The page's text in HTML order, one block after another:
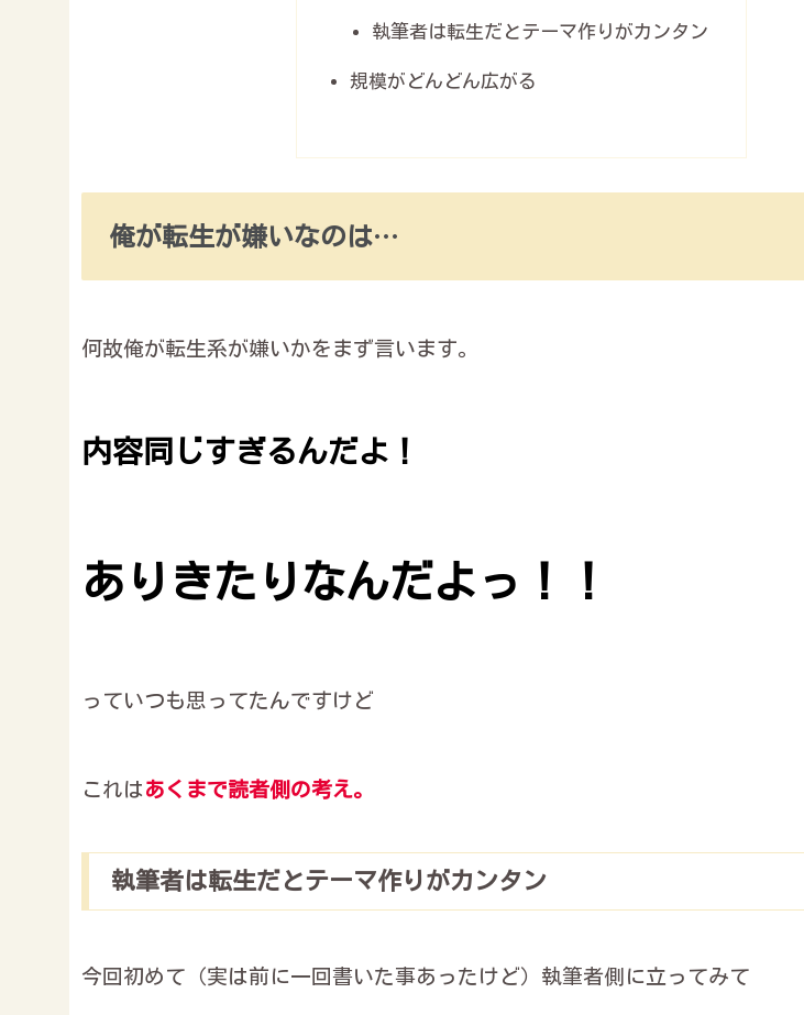
執筆者は転生だとテーマ作りがカンタン
規模がどんどん広がる
俺が転生が嫌いなのは…
何故俺が転生系が嫌いかをまず言います。
内容同じすぎるんだよ！
ありきたりなんだよっ！！
っていつも思ってたんですけど
これは あくまで読者側の考え。
執筆者は転生だとテーマ作りがカンタン
今回初めて（実は前に一回書いた事あったけど）執筆者側に立ってみて